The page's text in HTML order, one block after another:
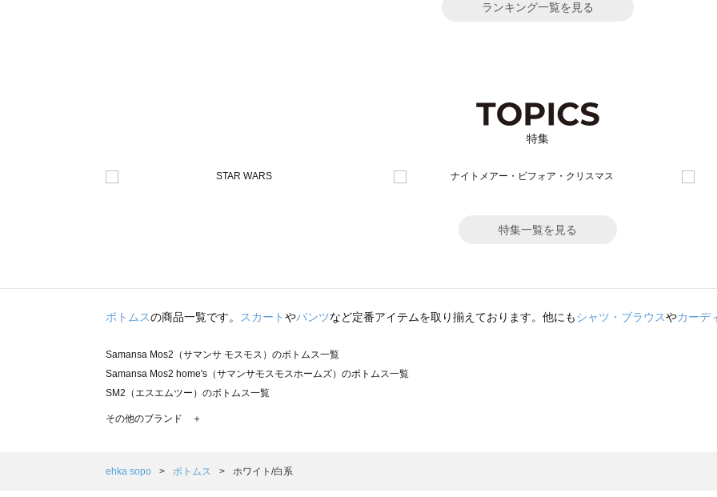
ランキング一覧を見る
特集
特集一覧を見る
ボトムスの商品一覧です。 スカートやパンツなど定番アイテムを取り揃えております。他にもシャツ・ブラウスやカーデ
Samansa Mos2（サマンサ モスモス）のボトムス一覧
Samansa Mos2 home's（サマンサモスモスホームズ）のボトムス一覧
SM2（エスエムツー）のボトムス一覧
TSUHARU by Samansa Mos2（ツハルバイサマンサモスモス）のボトムス一覧
Samansa Mos2 Lagom（サマンサモスモス ラーゴム）のボトムス一覧
その他のブランド ＋
ehka sopo ボトムス ホワイト/白系